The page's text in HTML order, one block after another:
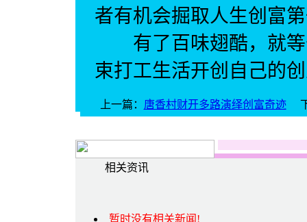
者有机会掘取人生创富
有了百味翅酷，就等
束打工生活开创自己的
上一篇： 唐香村财开多路演绎创富奇迹
相关资讯
暂时没有相关新闻!